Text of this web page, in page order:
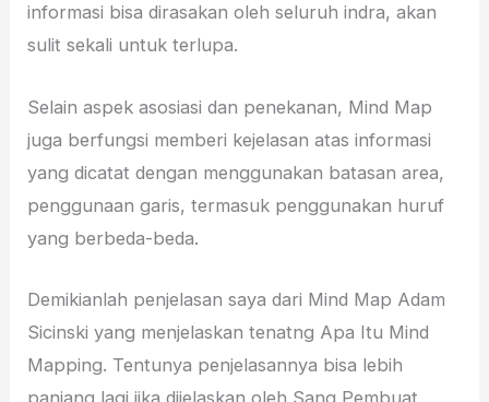
informasi bisa dirasakan oleh seluruh indra, akan
sulit sekali untuk terlupa.
Selain aspek asosiasi dan penekanan, Mind Map
juga berfungsi memberi kejelasan atas informasi
yang dicatat dengan menggunakan batasan area,
penggunaan garis, termasuk penggunakan huruf
yang berbeda-beda.
Demikianlah penjelasan saya dari Mind Map Adam
Sicinski yang menjelaskan tenatng Apa Itu Mind
Mapping. Tentunya penjelasannya bisa lebih
panjang lagi jika dijelaskan oleh Sang Pembuat